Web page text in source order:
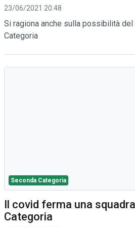
23/06/2021 20:48
Si ragiona anche sulla possibilità
Categoria
Seconda Categoria
Il covid ferma una
Categoria